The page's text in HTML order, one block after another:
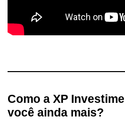
Como a XP
você ainda mais?